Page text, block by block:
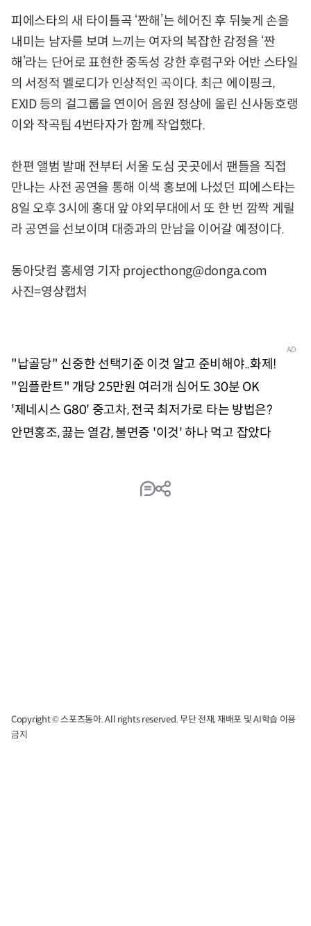
피에스타의 새 타이틀곡 ‘짠해’는 헤어진 후 뒤늦게 손을
내미는 남자를 보며 느끼는 여자의 복잡한 감정을 ‘짠
해’라는 단어로 표현한 중독성 강한 후렴구와 어반 스타일
의 서정적 멜로디가 인상적인 곡이다. 최근 에이핑크,
EXID 등의 걸그룹을 연이어 음원 정상에 올린 신사동호랭
이와 작곡팀 4번타자가 함께 작업했다.
한편 앨범 발매 전부터 서울 도심 곳곳에서 팬들을 직접
만나는 사전 공연을 통해 이색 홍보에 나섰던 피에스타는
8일 오후 3시에 홍대 앞 야외무대에서 또 한 번 깜짝 게릴
라 공연을 선보이며 대중과의 만남을 이어갈 예정이다.
동아닷컴 홍세영 기자 projecthong@donga.com
사진=영상캡처
Copyright © 스포츠동아. All rights reserved. 무단 전재, 재배포 및 AI학습 이용
금지